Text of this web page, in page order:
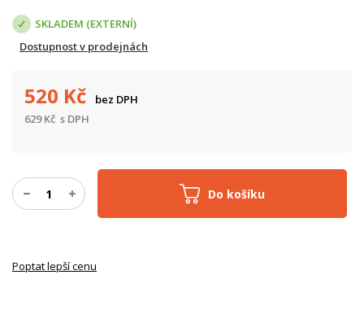
SKLADEM (EXTERNÍ)
Dostupnost v prodejnách
Do košíku
520 Kč
bez DPH
629Kč s DPH
Poptat lepší cenu